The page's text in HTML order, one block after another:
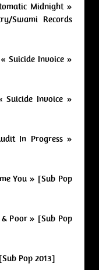
Midnight »
Swami Records
Suicide Invoice »
Suicide Invoice »
In Progress »
You » [Sub Pop
Poor » [Sub Pop
Pop 2013]